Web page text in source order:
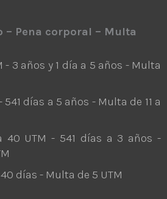
Pena corporal – Multa
- 3 años y 1 día a 5 años - Multa
541 días a 5 años - Multa de 11 a
40 UTM - 541 días a 3 años -
días - Multa de 5 UTM